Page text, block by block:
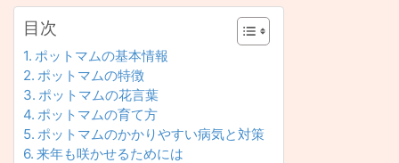
目次
ポットマムの基本情報
ポットマムの特徴
ポットマムの花言葉
ポットマムの育て方
ポットマムのかかりやすい病気と対策
来年も咲かせるためには